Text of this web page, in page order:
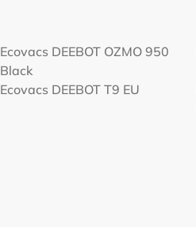
Ecovacs DEEBOT OZMO 950
Black
Ecovacs DEEBOT T9 EU